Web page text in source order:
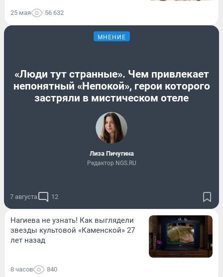
25 мая 56 632
МНЕНИЕ
«Люди тут странные». Чем привлекает
непонятный «Непокой», герои которого
застряли в мистическом отеле
Лиза Пичугина
Редактор NGS.RU
7 августа 12
Нагиева не узнать! Как выглядели
звезды культовой «Каменской» 27
лет назад
8 часов 840